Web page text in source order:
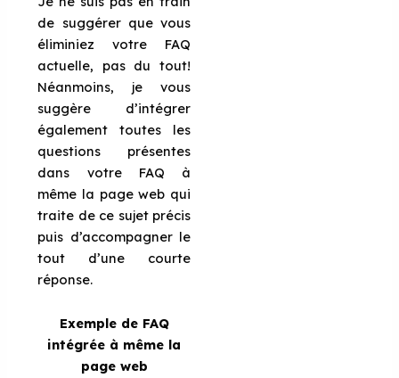
de suggérer que vous
éliminiez votre FAQ
actuelle, pas du tout!
Néanmoins, je vous
suggère d’intégrer
également toutes les
questions présentes
dans votre FAQ à
même la page web qui
traite de ce sujet précis
puis d’accompagner le
tout d’une courte
réponse.
Exemple de FAQ
intégrée à même la
page web